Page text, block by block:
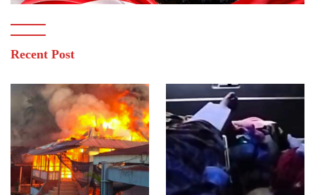
Recent Post